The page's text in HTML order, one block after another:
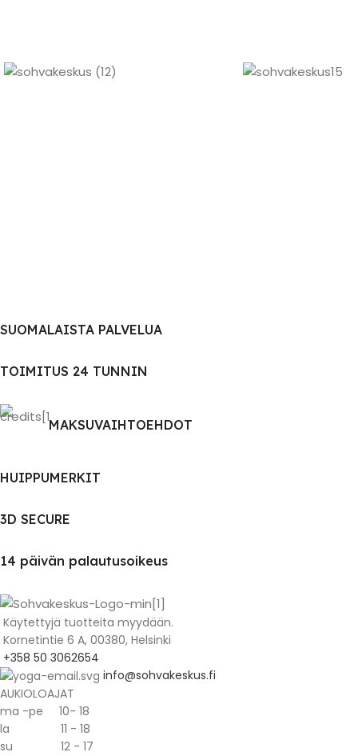
SUOMALAISTA PALVELUA
TOIMITUS 24 TUNNIN
MAKSUVAIHTOEHDOT
HUIPPUMERKIT
3D SECURE
14 päivän palautusoikeus
Käytettyjä tuotteita myydään.
Kornetintie 6 A, 00380, Helsinki
+358 50 3062654
info@sohvakeskus.fi
AUKIOLOAJAT
ma -pe 10- 18
la 11 - 18
su 12 - 17